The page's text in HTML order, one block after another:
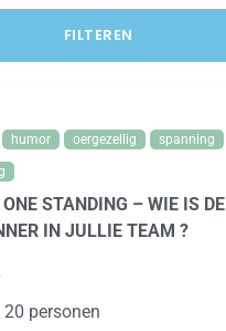
FILTEREN
humor oergezellig spanning
STANDING – WIE IS DE
IN JULLIE TEAM ?
personen